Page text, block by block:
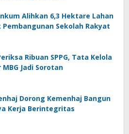
Alihkan 6,3 Hektare Lahan
Sekolah Rakyat
Ribuan SPPG, Tata Kelola
MBG Jadi Sorotan
Dorong Kemenhaj Bangun
Kerja Berintegritas